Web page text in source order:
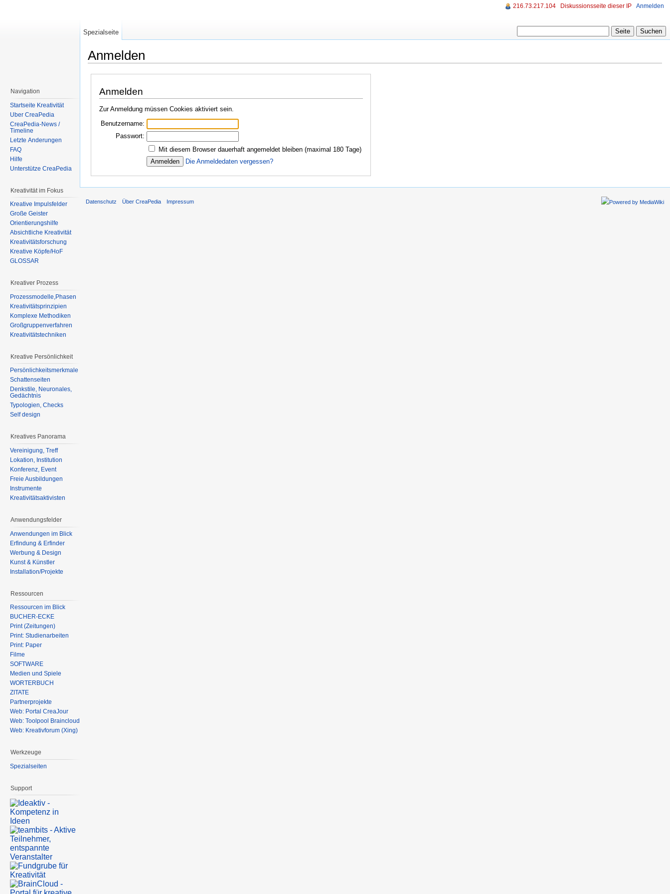
Anmelden
Anmelden
Zur Anmeldung müssen Cookies aktiviert sein.
Benutzername:
Passwort:
Mit diesem Browser dauerhaft angemeldet bleiben (maximal 180 Tage)
Die Anmeldedaten vergessen?
216.73.217.104 Diskussionsseite dieser IP Anmelden
Spezialseite
Navigation
Startseite Kreativität
Über CreaPedia
CreaPedia-News /
Timeline
Letzte Änderungen
FAQ
Hilfe
Unterstütze CreaPedia
Kreativität im Fokus
Kreative Impulsfelder
Große Geister
Orientierungshilfe
Absichtliche Kreativität
Kreativitätsforschung
Kreative Köpfe/HoF
GLOSSAR
Kreativer Prozess
Prozessmodelle,Phasen
Kreativitätsprinzipien
Komplexe Methodiken
Großgruppenverfahren
Kreativitätstechniken
Kreative Persönlichkeit
Persönlichkeitsmerkmale
Schattenseiten
Denkstile, Neuronales,
Gedächtnis
Typologien, Checks
Self design
Kreatives Panorama
Vereinigung, Treff
Lokation, Institution
Konferenz, Event
Freie Ausbildungen
Instrumente
Kreativitätsaktivisten
Anwendungsfelder
Anwendungen im Blick
Erfindung & Erfinder
Werbung & Design
Kunst & Künstler
Installation/Projekte
Ressourcen
Ressourcen im Blick
BÜCHER-ECKE
Print (Zeitungen)
Print: Studienarbeiten
Print: Paper
Filme
SOFTWARE
Medien und Spiele
WÖRTERBUCH
ZITATE
Partnerprojekte
Web: Portal CreaJour
Web: Toolpool Braincloud
Web: Kreativforum (Xing)
Werkzeuge
Spezialseiten
Support
Datenschutz Über CreaPedia Impressum